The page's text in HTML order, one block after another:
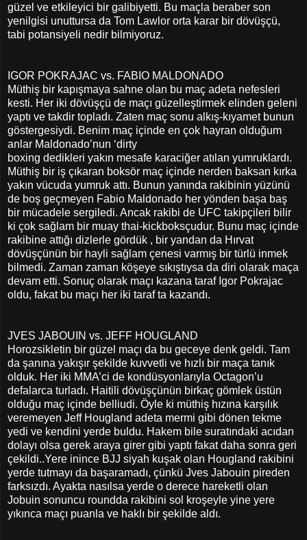
güzel ve etkileyici bir galibiyetti. Bu maçla beraber son
yenilgisi unuttursa da Tom Lawlor orta karar bir dövüşçü,
tabi potansiyeli nedir bilmiyoruz.
IGOR POKRAJAC vs. FABIO MALDONADO
Müthiş bir kapışmaya sahne olan bu maç adeta nefesleri
kesti. Her iki dövüşçü de maçı güzelleştirmek elinden geleni
yaptı ve takdir topladı. Zaten maç sonu alkış-kıyamet bunun
göstergesiydi. Benim maç içinde en çok hayran olduğum
anlar Maldonado’nun ‘dirty
boxing dedikleri yakın mesafe karaciğer atılan yumruklardı.
Müthiş bir iş çıkaran boksör maç içinde nerden baksan kırka
yakın vücuda yumruk attı. Bunun yanında rakibinin yüzünü
de boş geçmeyen Fabio Maldonado her yönden başa baş
bir mücadele sergiledi. Ancak rakibi de UFC takipçileri bilir
ki çok sağlam bir muay thai-kickboksçudur. Bunu maç içinde
rakibine attığı dizlerle gördük , bir yandan da Hırvat
dövüşçünün bir hayli sağlam çenesi varmış bir türlü inmek
bilmedi. Zaman zaman köşeye sıkıştıysa da diri olarak maça
devam etti. Sonuç olarak maçı kazana taraf Igor Pokrajac
oldu, fakat bu maçı her iki taraf ta kazandı.
JVES JABOUIN vs. JEFF HOUGLAND
Horozsikletin bir güzel maçı da bu geceye denk geldi. Tam
da şanına yakışır şekilde kuvvetli ve hızlı bir maça tanık
olduk. Her iki MMA’ci de kondüsyonlarıyla Octagon’u
defalarca turladı. Haitili dövüşçünün birkaç gömlek üstün
olduğu maç içinde belliudi. Öyle ki müthiş hızına karşılık
veremeyen Jeff Hougland adeta mermi gibi dönen tekme
yedi ve kendini yerde buldu. Hakem bile suratındaki acıdan
dolayı olsa gerek araya girer gibi yaptı fakat daha sonra geri
çekildi..Yere inince BJJ siyah kuşak olan Hougland rakibini
yerde tutmayı da başaramadı, çünkü Jves Jabouin pireden
farksızdı. Ayakta nasılsa yerde o derece hareketli olan
Jobuin sonuncu roundda rakibini sol kroşeyle yine yere
yıkınca maçı puanla ve haklı bir şekilde aldı.